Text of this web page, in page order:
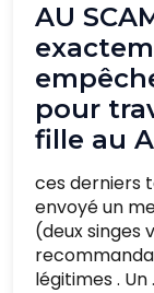
AU
pour
fille au
ces derniers
envoyé un
(deux singes
légitimes . Un